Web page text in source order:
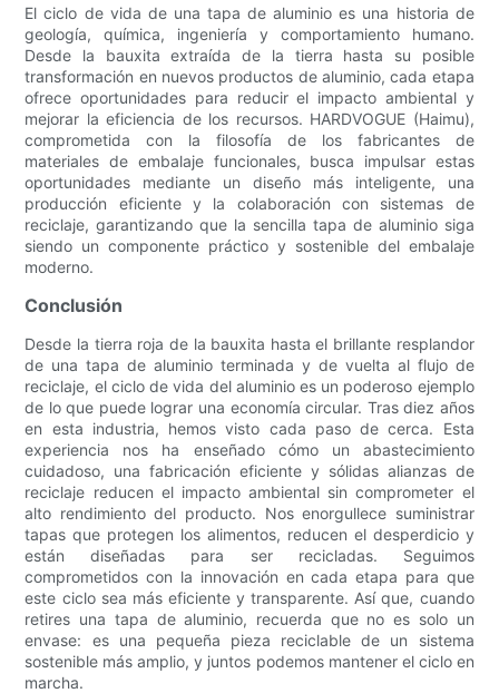
El ciclo de vida de una tapa de aluminio es una historia de
geología, química, ingeniería y comportamiento humano.
Desde la bauxita extraída de la tierra hasta su posible
transformación en nuevos productos de aluminio, cada etapa
ofrece oportunidades para reducir el impacto ambiental y
mejorar la eficiencia de los recursos. HARDVOGUE (Haimu),
comprometida con la filosofía de los fabricantes de
materiales de embalaje funcionales, busca impulsar estas
oportunidades mediante un diseño más inteligente, una
producción eficiente y la colaboración con sistemas de
reciclaje, garantizando que la sencilla tapa de aluminio siga
siendo un componente práctico y sostenible del embalaje
moderno.
Conclusión
Desde la tierra roja de la bauxita hasta el brillante resplandor
de una tapa de aluminio terminada y de vuelta al flujo de
reciclaje, el ciclo de vida del aluminio es un poderoso ejemplo
de lo que puede lograr una economía circular. Tras diez años
en esta industria, hemos visto cada paso de cerca. Esta
experiencia nos ha enseñado cómo un abastecimiento
cuidadoso, una fabricación eficiente y sólidas alianzas de
reciclaje reducen el impacto ambiental sin comprometer el
alto rendimiento del producto. Nos enorgullece suministrar
tapas que protegen los alimentos, reducen el desperdicio y
están diseñadas para ser recicladas. Seguimos
comprometidos con la innovación en cada etapa para que
este ciclo sea más eficiente y transparente. Así que, cuando
retires una tapa de aluminio, recuerda que no es solo un
envase: es una pequeña pieza reciclable de un sistema
sostenible más amplio, y juntos podemos mantener el ciclo en
marcha.